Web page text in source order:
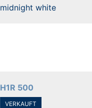
midnight white
H1R 500
VERKAUFT